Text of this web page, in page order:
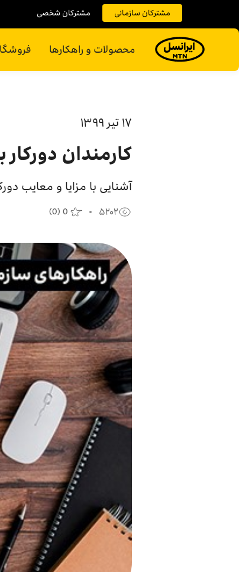
مشترکان سازمانی مشترکان شخصی
محصولات و راهکارها
۱۷ تير ۱۳۹۹
کارمندان
آشنایی با مزایا و معایب
۵۲۰۲ (0) 0